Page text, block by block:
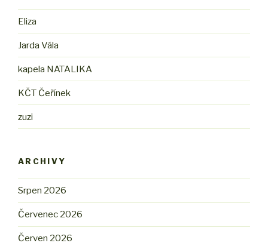
Eliza
Jarda Vála
kapela NATALIKA
KČT Čeřínek
zuzi
ARCHIVY
Srpen 2026
Červenec 2026
Červen 2026